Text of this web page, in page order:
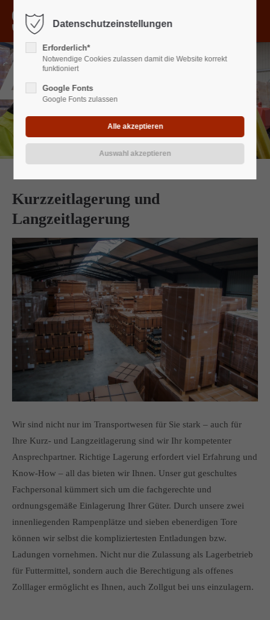
Der Eintrag "offcanvas-col1" existiert leider nicht.
Der Eintrag "offcanvas-col2" existiert leider nicht.
Der Eintrag "offcanvas-col3" existiert leider nicht.
Der Eintrag "offcanvas-col4" existiert leider nicht.
Kurzzeitlagerung und
Langzeitlagerung
Wir sind nicht nur im Transportwesen für Sie stark – auch für
Ihre Kurz- und Langzeitlagerung sind wir Ihr kompetenter
Ansprechpartner. Richtige Lagerung erfordert viel Erfahrung und
Know-How – all das bieten wir Ihnen. Unser gut geschultes
Fachpersonal kümmert sich um die fachgerechte und
ordnungsgemäße Einlagerung Ihrer Güter. Durch unsere zwei
innenliegenden Rampenplätze und sieben ebenerdigen Tore
können wir selbst die kompliziertesten Entladungen bzw.
Ladungen vornehmen. Nicht nur die Zulassung als Lagerbetrieb
für Futtermittel, sondern auch die Berechtigung als offenes
Zolllager ermöglicht es Ihnen, auch Zollgut bei uns einzulagern.
Datenschutzeinstellungen
Erforderlich*
Notwendige Cookies zulassen damit die Website korrekt
funktioniert
Google Fonts
Google Fonts zulassen